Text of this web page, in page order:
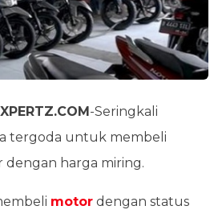
-Seringkali
tergoda untuk membeli
dengan harga miring.
motor dengan status